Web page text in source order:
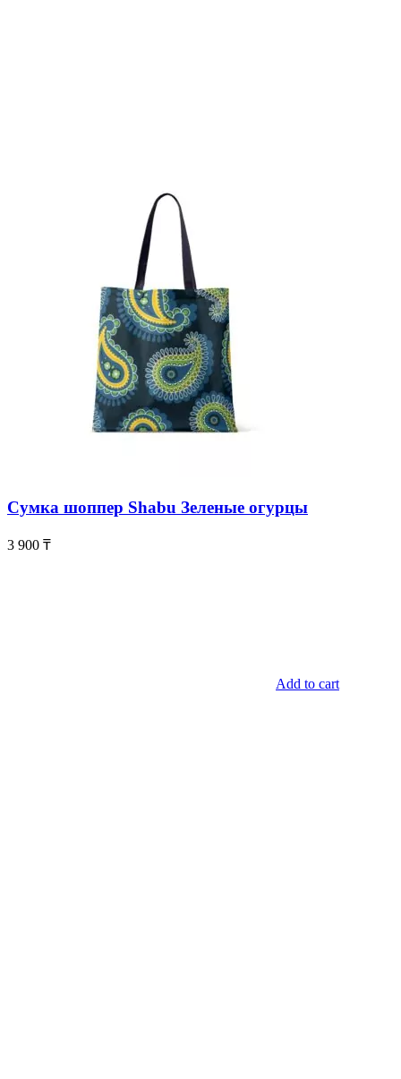
Сумка шоппер Shabu Зеленые огурцы
3 900 ₸
Add to cart